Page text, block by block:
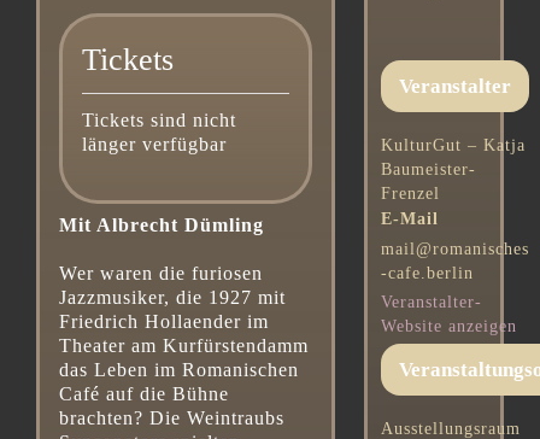
Tickets
Tickets sind nicht
länger verfügbar
Mit Albrecht Dümling
Wer waren die furiosen
Jazzmusiker, die 1927 mit
Friedrich Hollaender im
Theater am Kurfürstendamm
das Leben im Romanischen
Café auf die Bühne
brachten? Die Weintraubs
Ausstellungsraum
Veranstalter
KulturGut – Katja
Baumeister-
Frenzel
E-Mail
mail@romanisches
-cafe.berlin
Veranstalter-
Website anzeigen